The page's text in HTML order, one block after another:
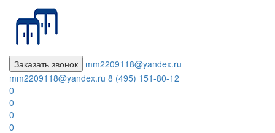
Заказать звонок
mm2209118@yandex.ru
mm2209118@yandex.ru 8 (495) 151-80-12
0
0
0
0